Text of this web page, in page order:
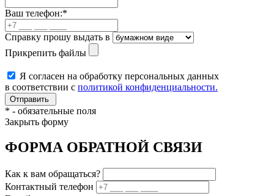
Ваш телефон:*
Справку прошу выдать в
Прикрепить файлы
Я согласен на обработку персональных данных
в соответствии с политикой конфиденциальности.
* - обязательные поля
Закрыть форму
ФОРМА ОБРАТНОЙ СВЯЗИ
Как к вам обращаться?
Контактный телефон